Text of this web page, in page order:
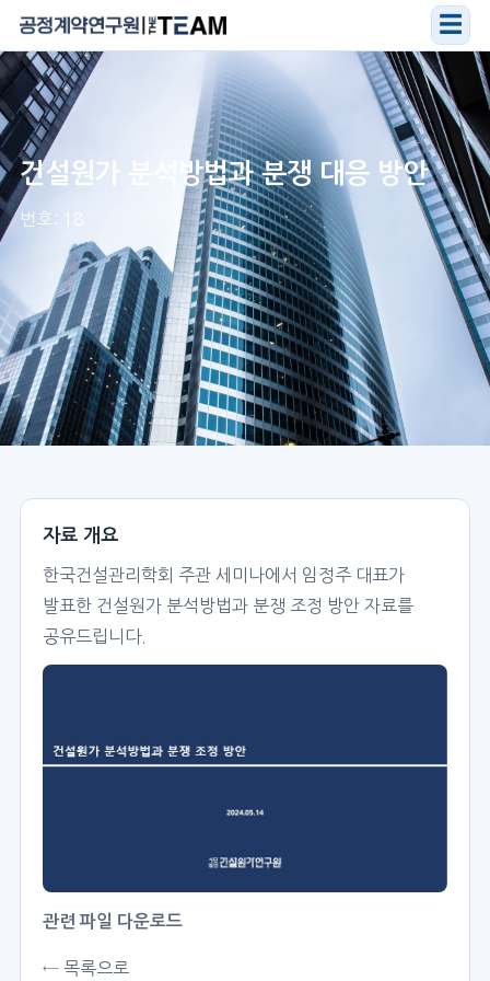
☰
건설원가 분석방법과 분쟁 대응 방안
번호: 18
자료 개요
한국건설관리학회 주관 세미나에서 임정주 대표가
발표한 건설원가 분석방법과 분쟁 조정 방안 자료를
공유드립니다.
관련 파일 다운로드
← 목록으로